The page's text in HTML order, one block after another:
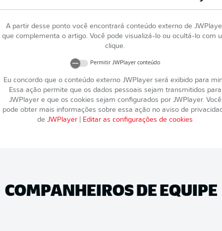
A partir desse ponto você encontrará conteúdo externo de
que complementa o artigo. Você pode visualizá-lo ou ocultá-lo com
clique.
Permitir JWPlayerconteúdo
Eu concordo que o conteúdo externo JWPlayerserá exibido para
Essa ação permite que os dados pessoais sejam transmitidos para
JWPlayere que os cookies sejam configurados por JWPlayer. Você
pode obter mais informações sobre essa ação no aviso de
de JWPlayer Editar as configurações de cookies
COMPANHEIROS DE EQUIPE